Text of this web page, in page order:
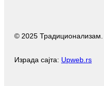
© 2025
Израда сајта: Upweb.rs